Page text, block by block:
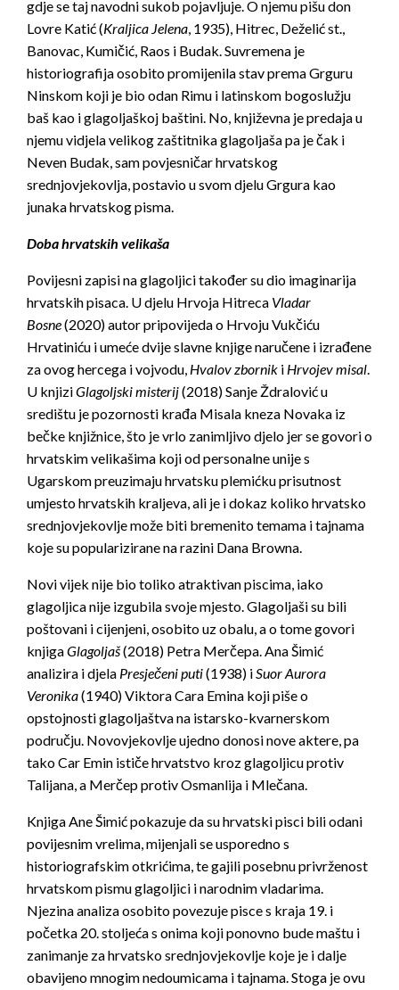
gdje se taj navodni sukob pojavljuje. O njemu pišu don
Lovre Katić (Kraljica Jelena, 1935), Hitrec, Deželić st.,
Banovac, Kumičić, Raos i Budak. Suvremena je
historiografija osobito promijenila stav prema Grguru
Ninskom koji je bio odan Rimu i latinskom bogoslužju
baš kao i glagoljaškoj baštini. No, književna je predaja u
njemu vidjela velikog zaštitnika glagoljaša pa je čak i
Neven Budak, sam povjesničar hrvatskog
srednjovjekovlja, postavio u svom djelu Grgura kao
junaka hrvatskog pisma.
Doba hrvatskih velikaša
Povijesni zapisi na glagoljici također su dio imaginarija
hrvatskih pisaca. U djelu Hrvoja Hitreca Vladar
Bosne(2020) autor pripovijeda o Hrvoju Vukčiću
Hrvatiniću i umeće dvije slavne knjige naručene i izrađene
za ovog hercega i vojvodu, Hvalov zbornik i Hrvojev misal.
U knjiziGlagoljski misterij(2018) Sanje Ždralović u
središtu je pozornosti krađa Misala kneza Novaka iz
bečke knjižnice, što je vrlo zanimljivo djelo jer se govori o
hrvatskim velikašima koji od personalne unije s
Ugarskom preuzimaju hrvatsku plemićku prisutnost
umjesto hrvatskih kraljeva, ali je i dokaz koliko hrvatsko
srednjovjekovlje može biti bremenito temama i tajnama
koje su popularizirane na razini Dana Browna.
Novi vijek nije bio toliko atraktivan piscima, iako
glagoljica nije izgubila svoje mjesto. Glagoljaši su bili
poštovani i cijenjeni, osobito uz obalu, a o tome govori
knjigaGlagoljaš(2018) Petra Merčepa. Ana Šimić
analizira i djela Presječeni puti(1938) iSuor Aurora
Veronika(1940) Viktora Cara Emina koji piše o
opstojnosti glagoljaštva na istarsko-kvarnerskom
području. Novovjekovlje ujedno donosi nove aktere, pa
tako Car Emin ističe hrvatstvo kroz glagoljicu protiv
Talijana, a Merčep protiv Osmanlija i Mlečana.
Knjiga Ane Šimić pokazuje da su hrvatski pisci bili odani
povijesnim vrelima, mijenjali se usporedno s
historiografskim otkrićima, te gajili posebnu privrženost
hrvatskom pismu glagoljici i narodnim vladarima.
Njezina analiza osobito povezuje pisce s kraja 19. i
početka 20. stoljeća s onima koji ponovno bude maštu i
zanimanje za hrvatsko srednjovjekovlje koje je i dalje
obavijeno mnogim nedoumicama i tajnama. Stoga je ovu